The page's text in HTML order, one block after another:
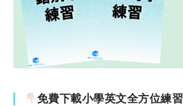
免費下載小學英文全方位練習